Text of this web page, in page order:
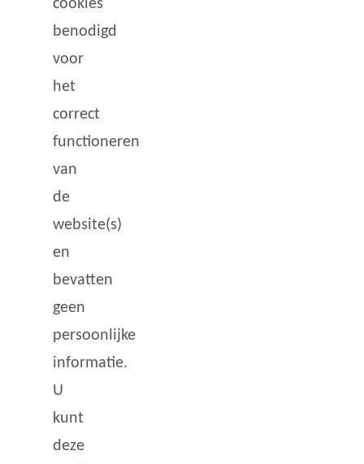
cookies
benodigd
voor
het
correct
functioneren
van
de
website(s)
en
bevatten
geen
persoonlijke
informatie.
U
kunt
deze